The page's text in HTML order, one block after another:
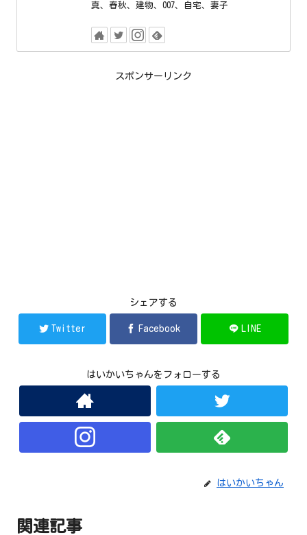
真、春秋、建物、007、自宅、妻子
スポンサーリンク
シェアする
Twitter Facebook LINE
はいかいちゃんをフォローする
はいかいちゃん
関連記事